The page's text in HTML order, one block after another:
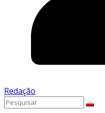
Redação